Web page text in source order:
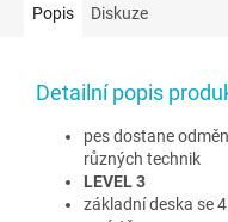
Popis Diskuze
Detailní popis
pes dostane
různých technik
LEVEL 3
základní deska se